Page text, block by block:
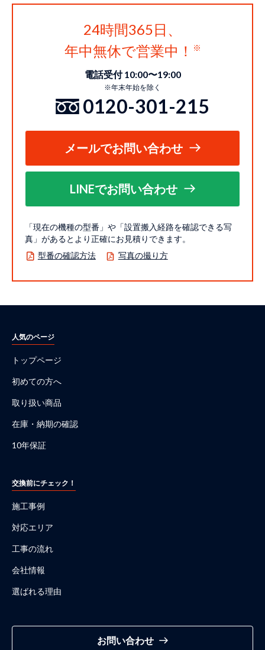
24時間365日、
年中無休で営業中！
電話受付 10:00〜19:00
※年末年始を除く
0120-301-215
メールでお問い合わせ
LINEでお問い合わせ
「現在の機種の型番」や「設置搬入経路を確認できる写
真」があるとより正確にお見積りできます。
型番の確認方法
写真の撮り方
人気のページ
トップページ
初めての方へ
取り扱い商品
在庫・納期の確認
10年保証
交換前にチェック！
施工事例
対応エリア
工事の流れ
会社情報
選ばれる理由
お問い合わせ